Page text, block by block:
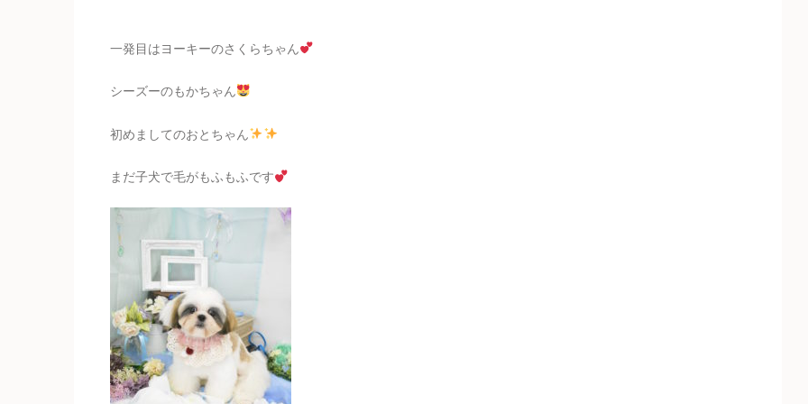
一発目はヨーキーのさくらちゃん
シーズーのもかちゃん
初めましてのおとちゃん
まだ子犬で毛がもふもふです